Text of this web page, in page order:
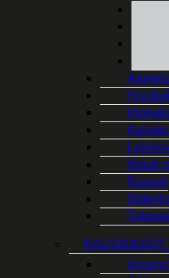
Niput
Ruusut
KAUSIKASVIT